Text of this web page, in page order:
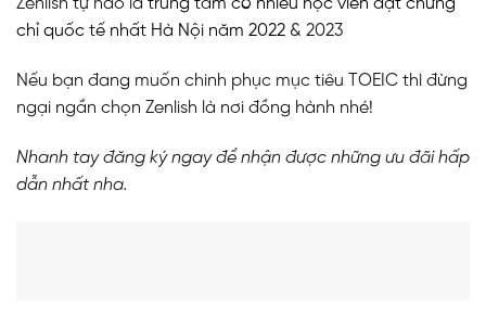
Zenlish tự hào là trung tâm có nhiều học viên đạt chứng
chỉ quốc tế nhất Hà Nội năm 2022 & 2023
Nếu bạn đang muốn chinh phục mục tiêu TOEIC thì đừng
ngại ngần chọn Zenlish là nơi đồng hành nhé!
Nhanh tay đăng ký ngay để nhận được những ưu đãi hấp
dẫn nhất nha.